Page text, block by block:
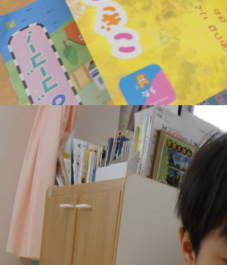
美⽊多幼稚園の理想
園の1⽇
年間⾏事
預かり保育［ヒラソル ]
幼稚園